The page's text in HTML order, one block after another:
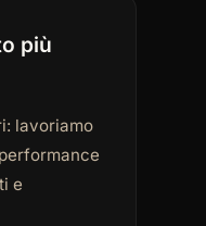
più
lavoriamo
e